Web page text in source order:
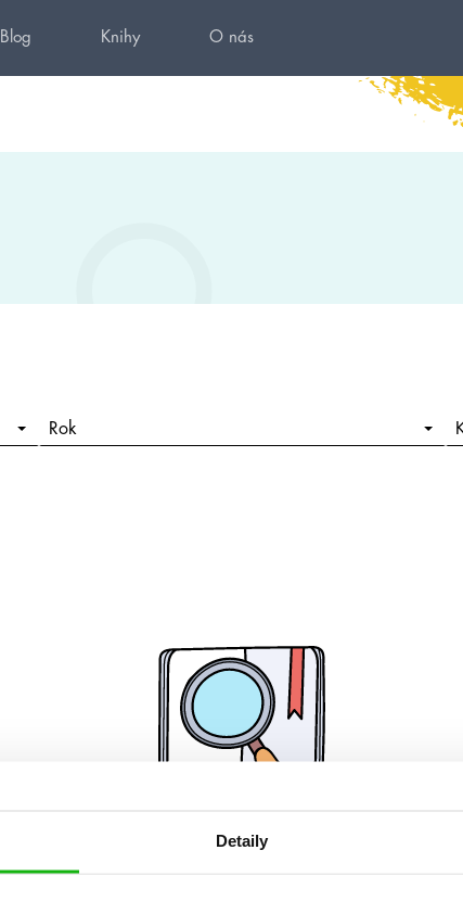
Detaily
Blog Knihy O nás
Rok